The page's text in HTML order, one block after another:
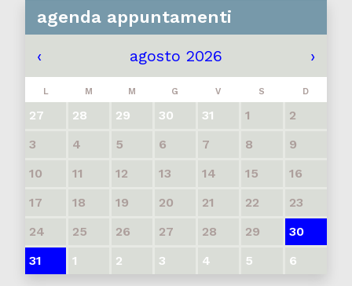
agenda appuntamenti
‹ agosto 2026 ›
L M M G V S D
27 28 29 30 31 1
2
3
4 5 6 7 8
9
10
11 12 13 14 15
16
17
18 19 20 21 22
23
24
25 26 27 28 29
30
31
1 2 3 4 5 6